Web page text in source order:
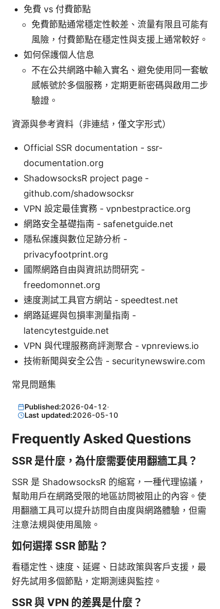
免費 vs 付費節點
免費節點通常穩定性較差、流量有限且可能有
風險，付費節點在穩定性與支援上通常較好。
如何保護個人信息
不在公共網路中輸入實名、避免使用同一套敏
感帳號於多個服務，定期更新密碼與啟用二步
驗證。
資源與參考資料（非連結，僅文字形式）
Official SSR documentation - ssr-
documentation.org
ShadowsocksR project page -
github.com/shadowsocksr
VPN 設定最佳實務 - vpnbestpractice.org
網路安全基礎指南 - safenetguide.net
隱私保護與數位足跡分析 -
privacyfootprint.org
國際網路自由與資訊訪問研究 -
freedomonnet.org
速度測試工具官方網站 - speedtest.net
網路延遲與包損率測量指南 -
latencytestguide.net
VPN 與代理服務商評測聚合 - vpnreviews.io
技術新聞與安全公告 - securitynewswire.com
常見問題集
Published:2026-04-12·
Last updated:2026-05-10
Frequently Asked Questions
SSR 是什麼，為什麼需要使用翻牆工具？
SSR 是 ShadowsocksR 的縮寫，一種代理協議，
幫助用戶在網路受限的地區訪問被阻止的內容。使
用翻牆工具可以提升訪問自由度與網路體驗，但需
注意法規與使用風險。
如何選擇 SSR 節點？
看穩定性、速度、延遲、日誌政策與客戶支援，最
好先試用多個節點，定期測速與監控。
SSR 與 VPN 的差異是什麼？